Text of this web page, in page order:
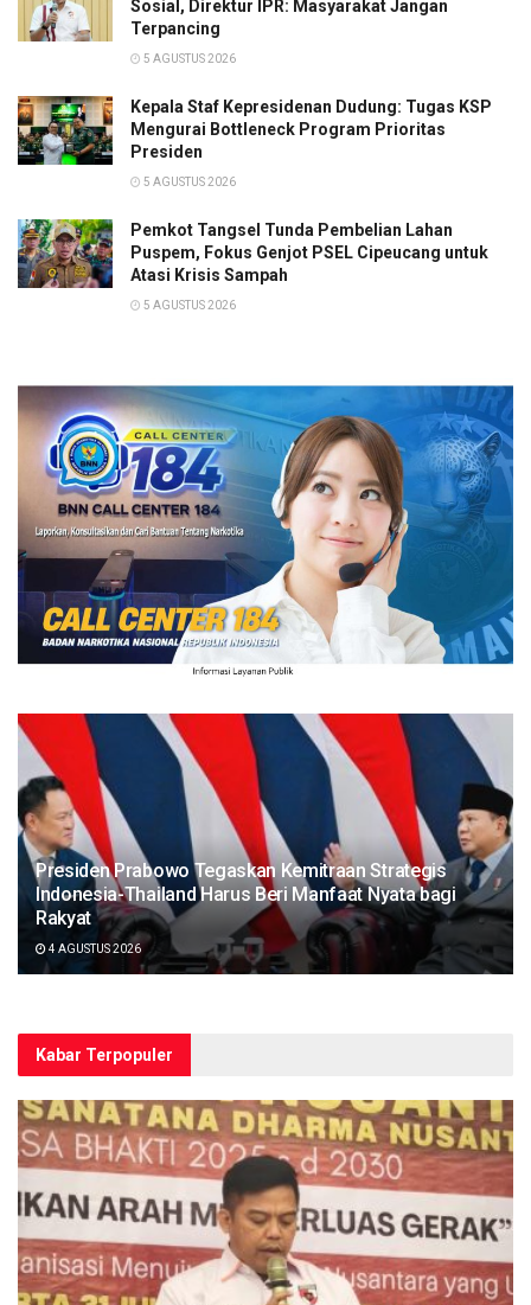
Sosial, Direktur IPR: Masyarakat Jangan
Terpancing
5 AGUSTUS 2026
Kepala Staf Kepresidenan Dudung: Tugas KSP
Mengurai Bottleneck Program Prioritas
Presiden
5 AGUSTUS 2026
Pemkot Tangsel Tunda Pembelian Lahan
Puspem, Fokus Genjot PSEL Cipeucang untuk
Atasi Krisis Sampah
5 AGUSTUS 2026
Presiden Prabowo Tegaskan Kemitraan Strategis
Indonesia-Thailand Harus Beri Manfaat Nyata bagi
Rakyat
4 AGUSTUS 2026
Kabar Terpopuler